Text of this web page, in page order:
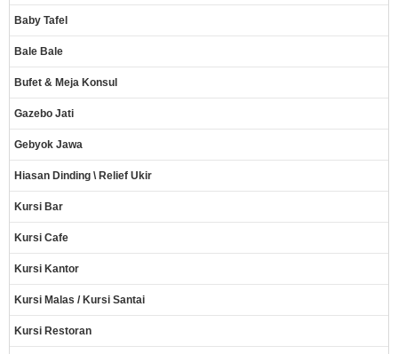
Baby Tafel
Bale Bale
Bufet & Meja Konsul
Gazebo Jati
Gebyok Jawa
Hiasan Dinding \ Relief Ukir
Kursi Bar
Kursi Cafe
Kursi Kantor
Kursi Malas / Kursi Santai
Kursi Restoran